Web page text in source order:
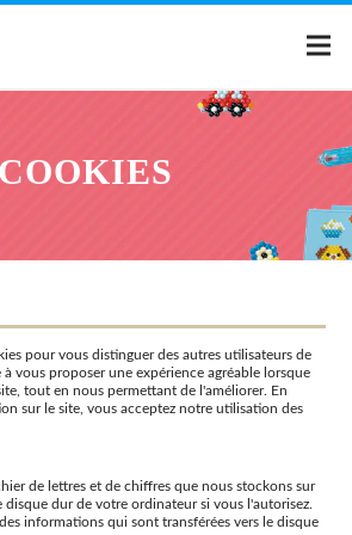
COOKIES
pour vous distinguer des autres utilisateurs de
vous proposer une expérience agréable lorsque
tout en nous permettant de l'améliorer. En
sur le site, vous acceptez notre utilisation des
de lettres et de chiffres que nous stockons sur
dur de votre ordinateur si vous l'autorisez.
informations qui sont transférées vers le disque